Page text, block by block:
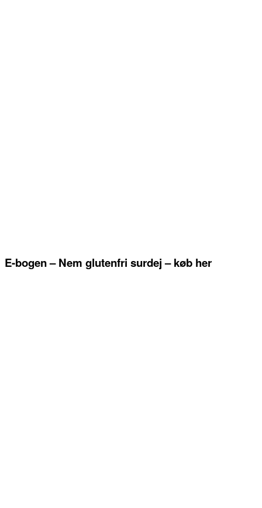
E-bogen – Nem glutenfri surdej – køb her